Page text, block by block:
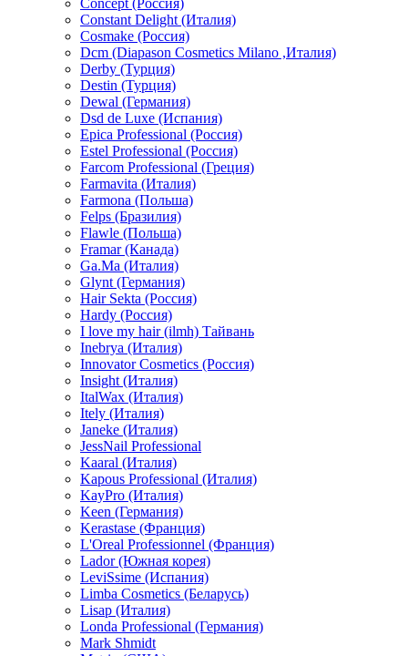
Concept (Россия)
Constant Delight (Италия)
Cosmake (Россия)
Dcm (Diapason Cosmetics Milano ,Италия)
Derby (Турция)
Destin (Турция)
Dewal (Германия)
Dsd de Luxe (Испания)
Epica Professional (Россия)
Estel Professional (Россия)
Farcom Professional (Греция)
Farmavita (Италия)
Farmona (Польша)
Felps (Бразилия)
Flawle (Польша)
Framar (Канада)
Ga.Ma (Италия)
Glynt (Германия)
Hair Sekta (Россия)
Hardy (Россия)
I love my hair (ilmh) Тайвань
Inebrya (Италия)
Innovator Cosmetics (Россия)
Insight (Италия)
ItalWax (Италия)
Itely (Италия)
Janeke (Италия)
JessNail Professional
Kaaral (Италия)
Kapous Professional (Италия)
KayPro (Италия)
Keen (Германия)
Kerastase (Франция)
L'Oreal Professionnel (Франция)
Lador (Южная корея)
LeviSsime (Испания)
Limba Cosmetics (Беларусь)
Lisap (Италия)
Londa Professional (Германия)
Mark Shmidt